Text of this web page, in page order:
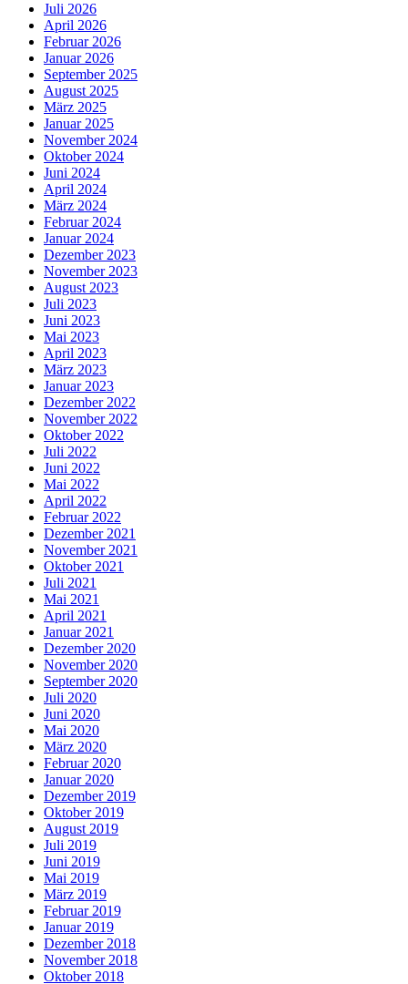
Juli 2026
April 2026
Februar 2026
Januar 2026
September 2025
August 2025
März 2025
Januar 2025
November 2024
Oktober 2024
Juni 2024
April 2024
März 2024
Februar 2024
Januar 2024
Dezember 2023
November 2023
August 2023
Juli 2023
Juni 2023
Mai 2023
April 2023
März 2023
Januar 2023
Dezember 2022
November 2022
Oktober 2022
Juli 2022
Juni 2022
Mai 2022
April 2022
Februar 2022
Dezember 2021
November 2021
Oktober 2021
Juli 2021
Mai 2021
April 2021
Januar 2021
Dezember 2020
November 2020
September 2020
Juli 2020
Juni 2020
Mai 2020
März 2020
Februar 2020
Januar 2020
Dezember 2019
Oktober 2019
August 2019
Juli 2019
Juni 2019
Mai 2019
März 2019
Februar 2019
Januar 2019
Dezember 2018
November 2018
Oktober 2018